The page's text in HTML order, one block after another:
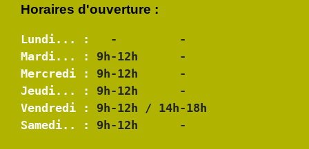
Horaires d'ouverture :
Lundi... :
Mardi... :
Mercredi :
Jeudi... :
Vendredi :
Samedi.. :
9h-12h      -